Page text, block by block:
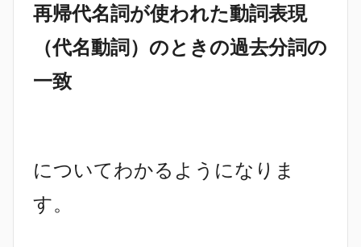
再帰代名詞が使われた動詞表現
（代名動詞）のときの過去分詞の
一致
についてわかるようになりま
す。